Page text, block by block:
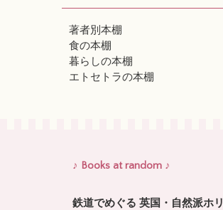
著者別本棚
食の本棚
暮らしの本棚
エトセトラの本棚
♪ Books at random ♪
鉄道でめぐる 英国・自然派ホリ